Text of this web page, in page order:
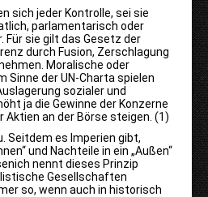
sich jeder Kontrolle, sei sie
parlamentarisch oder
Für sie gilt das Gesetz der
durch Fusion, Zerschlagung
Moralische oder
Sinne der UN-Charta spielen
sozialer und
ja die Gewinne der Konzerne
Aktien an der Börse steigen. (1)
Seitdem es Imperien gibt,
und Nachteile in ein „Außen“
nennt dieses Prinzip
Gesellschaften
so, wenn auch in historisch